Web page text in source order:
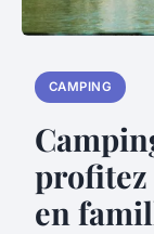
CAMPING
profitez
en